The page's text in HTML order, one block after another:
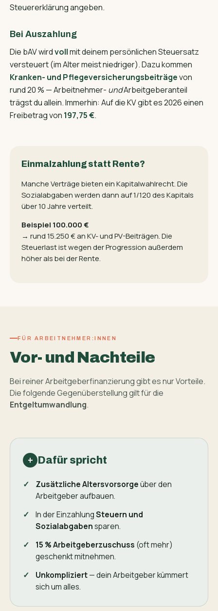
Steuererklärung angeben.
Bei Auszahlung
Die bAV wirdvollmit deinem persönlichen Steuersatz
versteuert (im Alter meist niedriger). Dazu kommen
Kranken- und Pflegeversicherungs­beiträgevon
rund 20 % — Arbeitnehmer- undArbeitgeberanteil
trägst du allein. Immerhin: Auf die KV gibt es 2026 einen
Freibetrag von 197,75 €.
Einmalzahlung statt Rente?
Manche Verträge bieten ein Kapitalwahlrecht. Die
Sozialabgaben werden dann auf 1/120 des Kapitals
über 10 Jahre verteilt.
Beispiel 100.000 €
→ rund 15.250 € an KV- und PV-Beiträgen. Die
Steuerlast ist wegen der Progression außerdem
höher als bei der Rente.
FÜR ARBEITNEHMER:INNEN
Vor- und Nachteile
Bei reiner Arbeitgeber­finanzierung gibt es nur Vorteile.
Die folgende Gegenüberstellung gilt für die
Entgeltumwandlung.
+ Dafür spricht
Zusätzliche Altersvorsorgeüber den
Arbeitgeber aufbauen.
In der EinzahlungSteuern und
Sozialabgabensparen.
15 % Arbeitgeberzuschuss (oft mehr)
geschenkt mitnehmen.
Unkompliziert— dein Arbeitgeber kümmert
sich um alles.